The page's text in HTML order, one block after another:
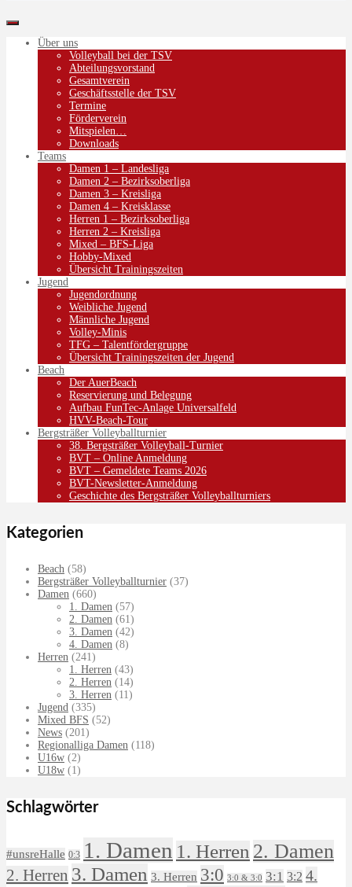
Über uns
Volleyball bei der TSV
Abteilungsvorstand
Gesamtverein
Geschäftsstelle der TSV
Termine
Förderverein
Mitspielen…
Downloads
Teams
Damen 1 – Landesliga
Damen 2 – Bezirksoberliga
Damen 3 – Kreisliga
Damen 4 – Kreisklasse
Herren 1 – Bezirksoberliga
Herren 2 – Kreisliga
Mixed – BFS-Liga
Hobby-Mixed
Übersicht Trainingszeiten
Jugend
Jugendordnung
Weibliche Jugend
Männliche Jugend
Volley-Minis
TFG – Talentfördergruppe
Übersicht Trainingszeiten der Jugend
Beach
Der AuerBeach
Reservierung und Belegung
Aufbau FunTec-Anlage Universalfeld
HVV-Beach-Tour
Bergsträßer Volleyballturnier
38. Bergsträßer Volleyball-Turnier
BVT – Online Anmeldung
BVT – Gemeldete Teams 2026
BVT-Newsletter-Anmeldung
Geschichte des Bergsträßer Volleyballturniers
Kategorien
Beach (58)
Bergsträßer Volleyballturnier (37)
Damen (660)
1. Damen (57)
2. Damen (61)
3. Damen (42)
4. Damen (8)
Herren (241)
1. Herren (43)
2. Herren (14)
3. Herren (11)
Jugend (335)
Mixed BFS (52)
News (201)
Regionalliga Damen (118)
U16w (2)
U18w (1)
Schlagwörter
#unsreHalle 0:3 1. Damen 1. Herren 2. Damen
2. Herren 3. Damen 3. Herren 3:0 3:0 & 3:0 3:1 3:2 4.